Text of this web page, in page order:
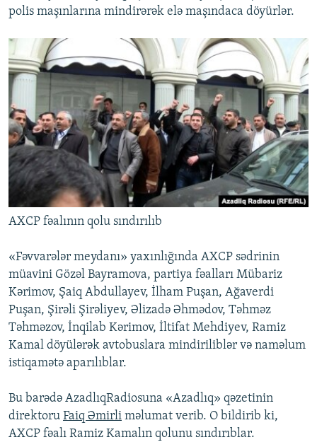
polis maşınlarına mindirərək elə maşındaca döyürlər.
AXCP fəalının qolu sındırılıb
«Fəvvarələr meydanı» yaxınlığında AXCP sədrinin
müavini Gözəl Bayramova, partiya fəalları Mübariz
Kərimov, Şaiq Abdullayev, İlham Puşan, Ağaverdi
Puşan, Şirəli Şirəliyev, Əlizadə Əhmədov, Təhməz
Təhməzov, İnqilab Kərimov, İltifat Mehdiyev, Ramiz
Kamal döyülərək avtobuslara mindiriliblər və naməlum
istiqamətə aparılıblar.
Bu barədə AzadlıqRadiosuna «Azadlıq» qəzetinin
direktoru Faiq Əmirli məlumat verib. O bildirib ki,
AXCP fəalı Ramiz Kamalın qolunu sındırıblar.